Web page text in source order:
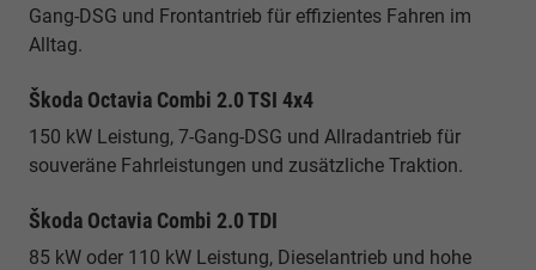
Gang-DSG und Frontantrieb für effizientes Fahren im
Alltag.
Škoda Octavia Combi 2.0 TSI 4x4
150 kW Leistung, 7-Gang-DSG und Allradantrieb für
souveräne Fahrleistungen und zusätzliche Traktion.
Škoda Octavia Combi 2.0 TDI
85 kW oder 110 kW Leistung, Dieselantrieb und hohe